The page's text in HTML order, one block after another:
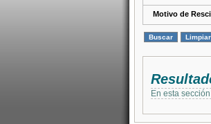
Motivo de
En esta